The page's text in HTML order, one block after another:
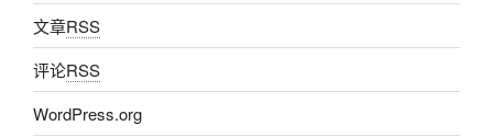
文章RSS
评论RSS
WordPress.org